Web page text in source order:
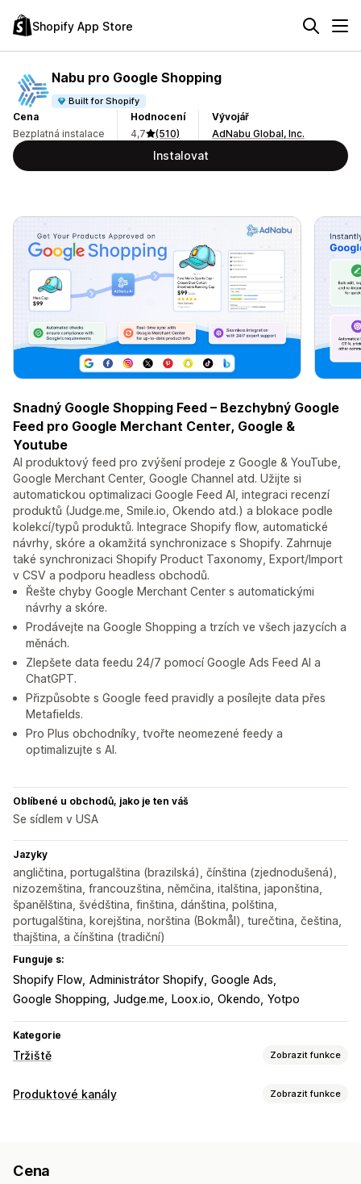
Shopify App Store
Nabu pro Google Shopping
Built for Shopify
Cena
Bezplatná instalace
Hodnocení
4,7
(510)
Vývojář
AdNabu Global, Inc.
Instalovat
Snadný Google Shopping Feed – Bezchybný Google
Feed pro Google Merchant Center, Google &
Youtube
AI produktový feed pro zvýšení prodeje z Google & YouTube,
Google Merchant Center, Google Channel atd. Užijte si
automatickou optimalizaci Google Feed AI, integraci recenzí
produktů (Judge.me, Smile.io, Okendo atd.) a blokace podle
kolekcí/typů produktů. Integrace Shopify flow, automatické
návrhy, skóre a okamžitá synchronizace s Shopify. Zahrnuje
také synchronizaci Shopify Product Taxonomy, Export/Import
v CSV a podporu headless obchodů.
Řešte chyby Google Merchant Center s automatickými
návrhy a skóre.
Prodávejte na Google Shopping a trzích ve všech jazycích a
měnách.
Zlepšete data feedu 24/7 pomocí Google Ads Feed AI a
ChatGPT.
Přizpůsobte s Google feed pravidly a posílejte data přes
Metafields.
Pro Plus obchodníky, tvořte neomezené feedy a
optimalizujte s AI.
Oblíbené u obchodů, jako je ten váš
Se sídlem v USA
Jazyky
angličtina, portugalština (brazilská), čínština (zjednodušená),
nizozemština, francouzština, němčina, italština, japonština,
španělština, švédština, finština, dánština, polština,
portugalština, korejština, norština (Bokmål), turečtina, čeština,
thajština, a čínština (tradiční)
Funguje s:
Shopify Flow Administrátor Shopify Google Ads
Google Shopping Judge.me Loox.io Okendo Yotpo
Kategorie
Tržiště Zobrazit funkce
Správa listingů
Hromadné nahrávání
Produktové kanály Zobrazit funkce
Mapování pomocí umělé inteligence
Cena